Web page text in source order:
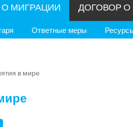
МИГРАЦИИ
Ответные меры
ДОГОВОР
в мире